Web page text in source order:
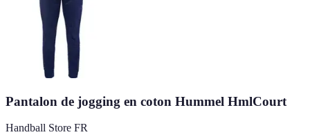
Pantalon de jogging en coton Hummel HmlCourt
Handball Store FR